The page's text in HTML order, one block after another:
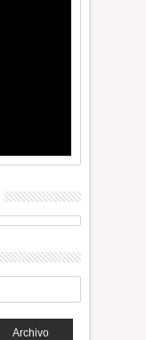
Archivo